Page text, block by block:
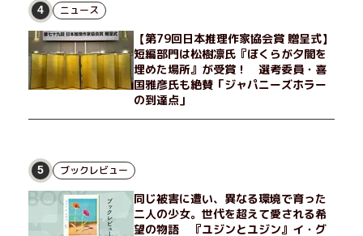
せる男が現れた。茶の湯の粋人、70歳の万江島だ。だが彼に
は、ある秘密があった……。自分の心と身体を偽らない女たちの
姿と、その連帯を描く。赤裸々にして切実な、セクシュアリティ
をめぐる物語。
4 ニュース
【第79回日本推理作家協会賞 贈呈式】
短編部門は松樹凛氏『ぼくらが夕闇を
埋めた場所』が受賞！ 選考委員・喜
国雅彦氏も絶賛「ジャパニーズホラー
の到達点」
5 ブックレビュー
同じ被害に遭い、異なる環境で育った
二人の少女。世代を超えて愛される希
望の物語 『ユジンとユジン』イ・グ